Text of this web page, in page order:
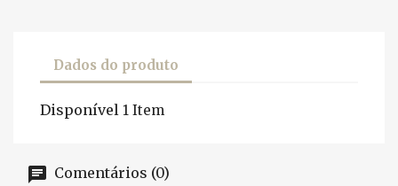
Dados do produto
Disponível 1 Item
Comentários (0)